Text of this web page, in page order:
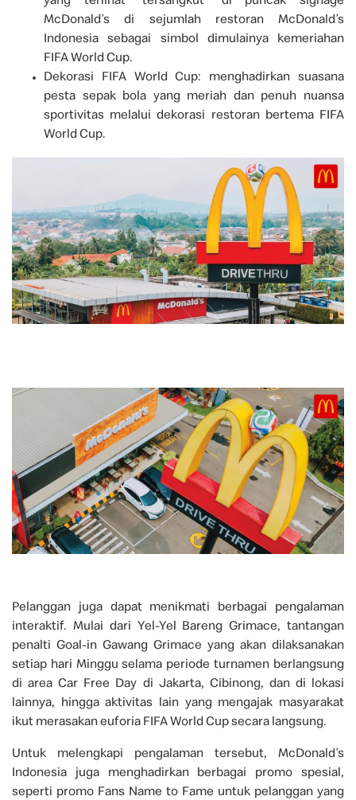
McDonald’s di sejumlah restoran McDonald’s
Indonesia sebagai simbol dimulainya kemeriahan
FIFA World Cup.
Dekorasi FIFA World Cup: menghadirkan suasana
pesta sepak bola yang meriah dan penuh nuansa
sportivitas melalui dekorasi restoran bertema FIFA
World Cup.
Pelanggan juga dapat menikmati berbagai pengalaman
interaktif. Mulai dari Yel-Yel Bareng Grimace, tantangan
penalti Goal-in Gawang Grimace yang akan dilaksanakan
setiap hari Minggu selama periode turnamen berlangsung
di area Car Free Day di Jakarta, Cibinong, dan di lokasi
lainnya, hingga aktivitas lain yang mengajak masyarakat
ikut merasakan euforia FIFA World Cup secara langsung.
Untuk melengkapi pengalaman tersebut, McDonald’s
Indonesia juga menghadirkan berbagai promo spesial,
seperti promo Fans Name to Fame untuk pelanggan yang